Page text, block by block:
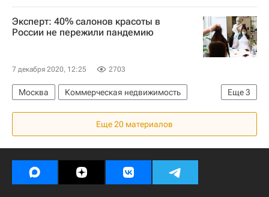
Австралия
Туризм США
Мавритания
Исландия
Африка
Эксперт: 40% салонов красоты в
России не пережили пандемию
7 декабря 2020, 12:25 2703
Еще3
Москва
Коммерческая недвижимость
Деловая Россия
Коронавирус COVID-19
Коронавирус в России
Еще 20 материалов